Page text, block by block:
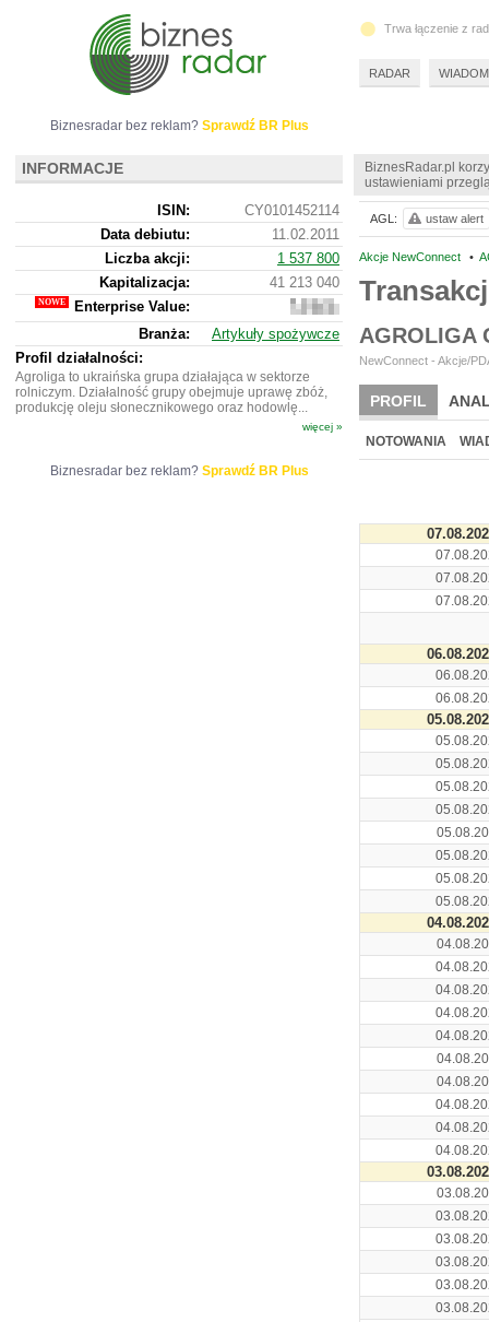
BiznesRadar.pl
ustawieniami
Akcje NewConnect •
AGROLIGA
NewConnect - Akcje/
PROFIL
BR LAB
NOTOWANIA
AGL: ustaw alert
Biznesradar bez reklam? Sprawdź BR Plus
INFORMACJE
ISIN:
CY0101452114
Data debiutu:
11.02.2011
Liczba akcji:
1 537 800
Kapitalizacja:
41 213 040
Enterprise Value:
447
644
Branża:
Artykuły spożywcze
Profil działalności:
Agroliga to ukraińska grupa działająca w sektorze
rolniczym. Działalność grupy obejmuje uprawę zbóż,
produkcję oleju słonecznikowego oraz hodowlę...
więcej »
Biznesradar bez reklam? Sprawdź BR Plus
Trwa łączenie z
RADAR